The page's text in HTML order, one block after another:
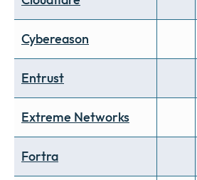
Cybereason
Entrust
Extreme Networks
Fortra